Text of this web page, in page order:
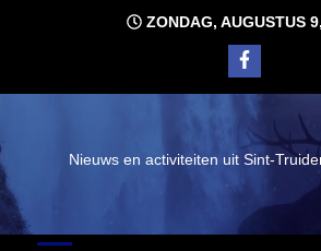
ZONDAG, AUGUSTUS
Nieuws en activiteiten uit Sint-